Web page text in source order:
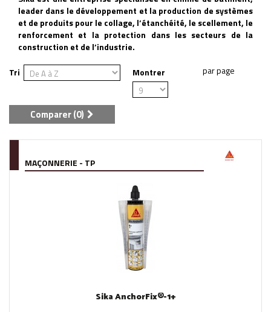
leader dans le développement et la production de systèmes
et de produits pour le collage, l’étanchéité, le scellement, le
renforcement et la protection dans les secteurs de la
construction et de l’industrie.
Tri
Montrer
Comparer (0)
MAÇONNERIE - TP
Sika AnchorFix®-1+